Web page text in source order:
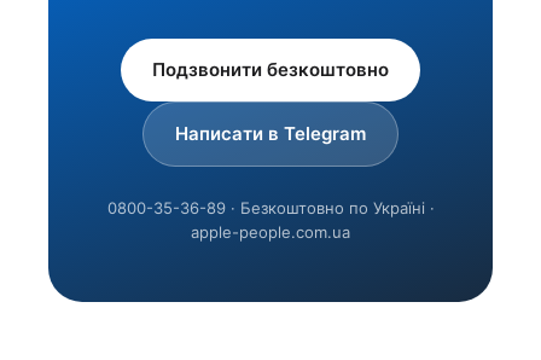
Подзвонити безкоштовно
Написати в Telegram
0800-35-36-89 · Безкоштовно по Україні ·
apple-people.com.ua